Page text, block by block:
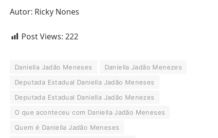
Autor: Ricky Nones
Post Views: 222
Daniella Jadão Meneses
Daniella Jadão Menezes
Deputada Estadual Daniella Jadão Meneses
Deputada Estadual Daniella Jadão Menezes
O que aconteceu com Daniella Jadão Meneses
Quem é Daniella Jadão Meneses